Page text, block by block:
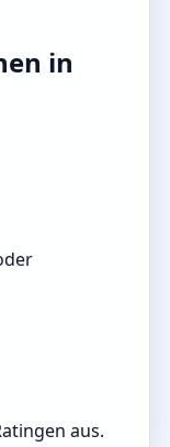
in
aus.